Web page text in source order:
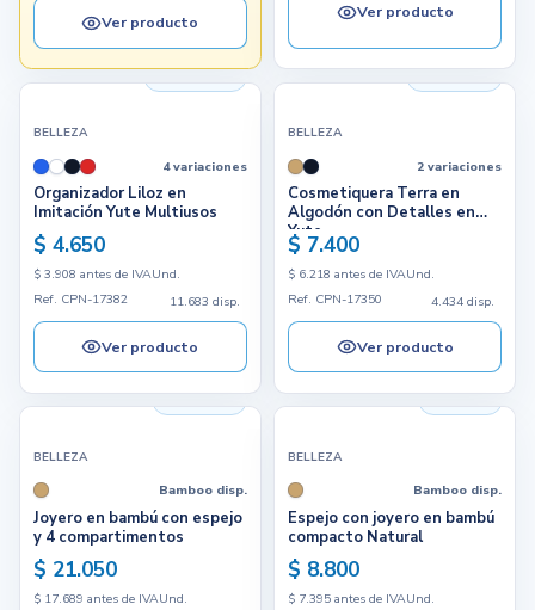
Ver producto
Ver producto
11.683 disp.
BELLEZA
4 variaciones
Organizador Liloz en
Imitación Yute Multiusos
$ 4.650
$ 3.908 antes de IVAUnd.
Ref. CPN-17382
11.683 disp.
Ver producto
BELLEZA
2 variaciones
Cosmetiquera Terra en
Algodón con Detalles en
Yute
$ 7.400
$ 6.218 antes de IVAUnd.
Ref. CPN-17350
4.434 disp.
Ver producto
BELLEZA
Bamboo disp.
Joyero en bambú con espejo
y 4 compartimentos
$ 21.050
$ 17.689 antes de IVAUnd.
BELLEZA
Bamboo disp.
Espejo con joyero en bambú
compacto Natural
$ 8.800
$ 7.395 antes de IVAUnd.